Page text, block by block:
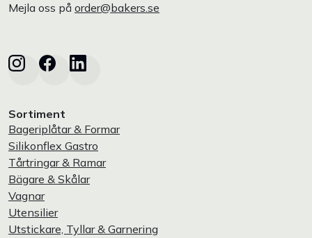
Mejla oss på order@bakers.se
Sortiment
Bageriplåtar & Formar
Silikonflex Gastro
Tårtringar & Ramar
Bägare & Skålar
Vagnar
Utensilier
Utstickare, Tyllar & Garnering